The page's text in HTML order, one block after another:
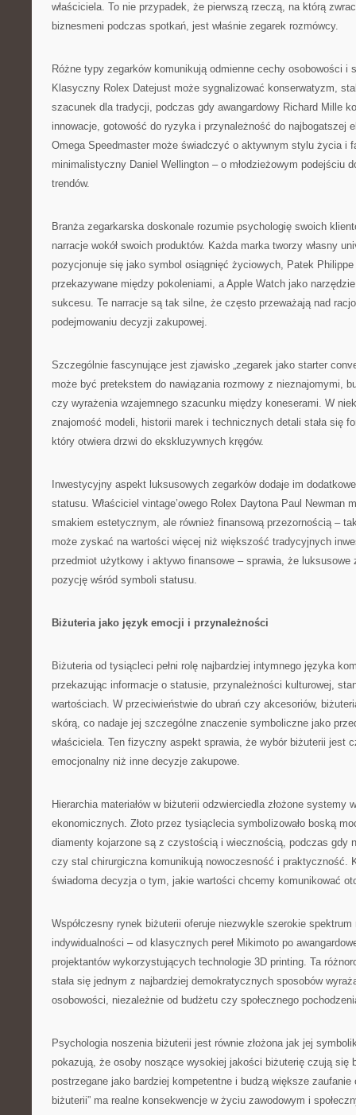
właściciela. To nie przypadek, że pierwszą rzeczą, na którą
biznesmeni podczas spotkań, jest właśnie zegarek rozmówcy.
Różne typy zegarków komunikują odmienne cechy osobowości i
Klasyczny Rolex Datejust może sygnalizować konserwatyzm,
szacunek dla tradycji, podczas gdy awangardowy Richard Mille
innowacje, gotowość do ryzyka i przynależność do najbogatszej
Omega Speedmaster może świadczyć o aktywnym stylu życia i
minimalistyczny Daniel Wellington – o młodzieżowym podejściu
trendów.
Branża zegarkarska doskonale rozumie psychologię swoich
narracje wokół swoich produktów. Każda marka tworzy własny
pozycjonuje się jako symbol osiągnięć życiowych, Patek
przekazywane między pokoleniami, a Apple Watch jako
sukcesu. Te narracje są tak silne, że często przeważają nad
podejmowaniu decyzji zakupowej.
Szczególnie fascynujące jest zjawisko „zegarek jako starter
może być pretekstem do nawiązania rozmowy z nieznajomymi,
czy wyrażenia wzajemnego szacunku między koneserami. W
znajomość modeli, historii marek i technicznych detali stała się
który otwiera drzwi do ekskluzywnych kręgów.
Inwestycyjny aspekt luksusowych zegarków dodaje im
statusu. Właściciel vintage’owego Rolex Daytona Paul Newman
smakiem estetycznym, ale również finansową przezornością –
może zyskać na wartości więcej niż większość tradycyjnych
przedmiot użytkowy i aktywo finansowe – sprawia, że luksusowe
pozycję wśród symboli statusu.
Biżuteria jako język emocji i przynależności
Biżuteria od tysiącleci pełni rolę najbardziej intymnego języka
przekazując informacje o statusie, przynależności kulturowej,
wartościach. W przeciwieństwie do ubrań czy akcesoriów,
skórą, co nadaje jej szczególne znaczenie symboliczne jako
właściciela. Ten fizyczny aspekt sprawia, że wybór biżuterii jest
emocjonalny niż inne decyzje zakupowe.
Hierarchia materiałów w biżuterii odzwierciedla złożone systemy
ekonomicznych. Złoto przez tysiąclecia symbolizowało boską
diamenty kojarzone są z czystością i wiecznością, podczas gdy
czy stal chirurgiczna komunikują nowoczesność i praktyczność.
świadoma decyzja o tym, jakie wartości chcemy komunikować
Współczesny rynek biżuterii oferuje niezwykle szerokie
indywidualności – od klasycznych pereł Mikimoto po
projektantów wykorzystujących technologie 3D printing. Ta
stała się jednym z najbardziej demokratycznych sposobów
osobowości, niezależnie od budżetu czy społecznego
Psychologia noszenia biżuterii jest równie złożona jak jej
pokazują, że osoby noszące wysokiej jakości biżuterię czują się
postrzegane jako bardziej kompetentne i budzą większe zaufanie
biżuterii” ma realne konsekwencje w życiu zawodowym i